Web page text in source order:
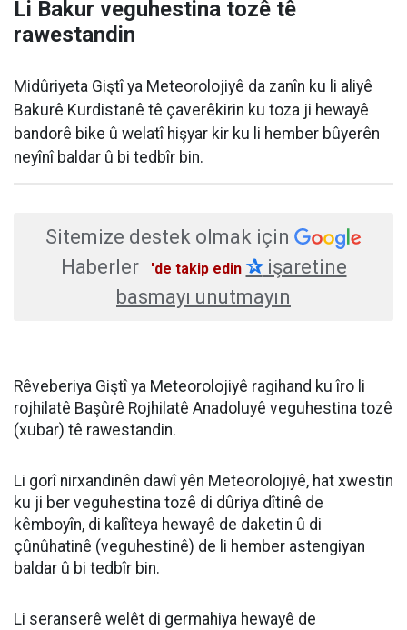
Li Bakur veguhestina tozê tê
rawestandin
Midûriyeta Giştî ya Meteorolojiyê da zanîn ku li aliyê
Bakurê Kurdistanê tê çaverêkirin ku toza ji hewayê
bandorê bike û welatî hişyar kir ku li hember bûyerên
neyînî baldar û bi tedbîr bin.
Sitemize destek olmak için
Haberler
'de takip edin ✰işaretine
basmayı unutmayın
Rêveberiya Giştî ya Meteorolojiyê ragihand ku îro li
rojhilatê Başûrê Rojhilatê Anadoluyê veguhestina tozê
(xubar) tê rawestandin.
Li gorî nirxandinên dawî yên Meteorolojiyê, hat xwestin
ku ji ber veguhestina tozê di dûriya dîtinê de
kêmboyîn, di kalîteya hewayê de daketin û di
çûnûhatinê (veguhestinê) de li hember astengiyan
baldar û bi tedbîr bin.
Li seranserê welêt di germahiya hewayê de